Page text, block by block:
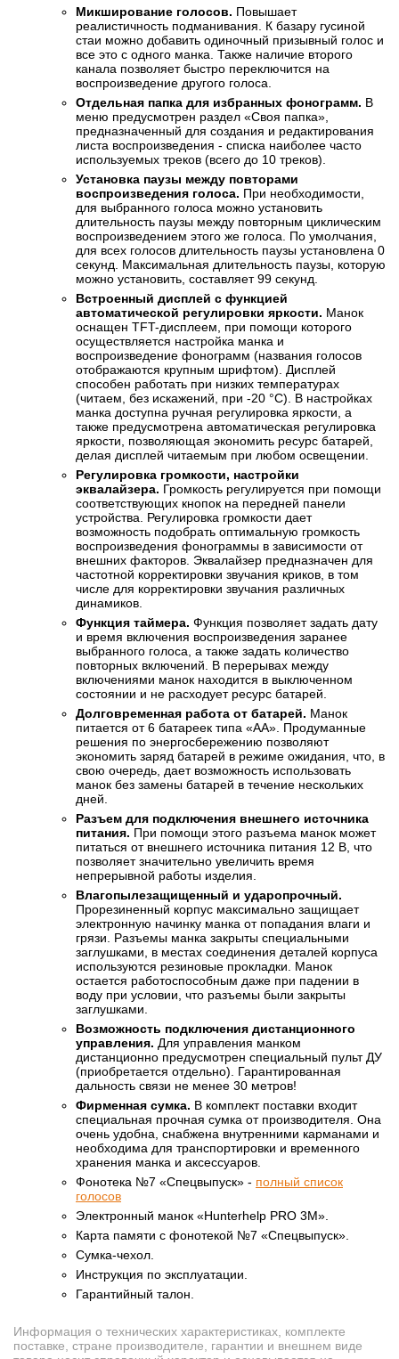
Микширование голосов. Повышает
реалистичность подманивания. К базару гусиной
стаи можно добавить одиночный призывный голос и
все это с одного манка. Также наличие второго
канала позволяет быстро переключится на
воспроизведение другого голоса.
Отдельная папка для избранных фонограмм. В
меню предусмотрен раздел «Своя папка»,
предназначенный для создания и редактирования
листа воспроизведения - списка наиболее часто
используемых треков (всего до 10 треков).
Установка паузы между повторами
воспроизведения голоса. При необходимости,
для выбранного голоса можно установить
длительность паузы между повторным циклическим
воспроизведением этого же голоса. По умолчания,
для всех голосов длительность паузы установлена 0
секунд. Максимальная длительность паузы, которую
можно установить, составляет 99 секунд.
Встроенный дисплей с функцией
автоматической регулировки яркости. Манок
оснащен TFT-дисплеем, при помощи которого
осуществляется настройка манка и
воспроизведение фонограмм (названия голосов
отображаются крупным шрифтом). Дисплей
способен работать при низких температурах
(читаем, без искажений, при -20 °С). В настройках
манка доступна ручная регулировка яркости, а
также предусмотрена автоматическая регулировка
яркости, позволяющая экономить ресурс батарей,
делая дисплей читаемым при любом освещении.
Регулировка громкости, настройки
эквалайзера. Громкость регулируется при помощи
соответствующих кнопок на передней панели
устройства. Регулировка громкости дает
возможность подобрать оптимальную громкость
воспроизведения фонограммы в зависимости от
внешних факторов. Эквалайзер предназначен для
частотной корректировки звучания криков, в том
числе для корректировки звучания различных
динамиков.
Функция таймера. Функция позволяет задать дату
и время включения воспроизведения заранее
выбранного голоса, а также задать количество
повторных включений. В перерывах между
включениями манок находится в выключенном
состоянии и не расходует ресурс батарей.
Долговременная работа от батарей. Манок
питается от 6 батареек типа «АА». Продуманные
решения по энергосбережению позволяют
экономить заряд батарей в режиме ожидания, что, в
свою очередь, дает возможность использовать
манок без замены батарей в течение нескольких
дней.
Разъем для подключения внешнего источника
питания. При помощи этого разъема манок может
питаться от внешнего источника питания 12 В, что
позволяет значительно увеличить время
непрерывной работы изделия.
Влагопылезащищенный и ударопрочный.
Прорезиненный корпус максимально защищает
электронную начинку манка от попадания влаги и
грязи. Разъемы манка закрыты специальными
заглушками, в местах соединения деталей корпуса
используются резиновые прокладки. Манок
остается работоспособным даже при падении в
воду при условии, что разъемы были закрыты
заглушками.
Возможность подключения дистанционного
управления. Для управления манком
дистанционно предусмотрен специальный пульт ДУ
(приобретается отдельно). Гарантированная
дальность связи не менее 30 метров!
Фирменная сумка. В комплект поставки входит
специальная прочная сумка от производителя. Она
очень удобна, снабжена внутренними карманами и
необходима для транспортировки и временного
хранения манка и аксессуаров.
Фонотека №7 «Спецвыпуск» - полный список
голосов
Электронный манок «Hunterhelp PRO 3M».
Карта памяти с фонотекой №7 «Спецвыпуск».
Сумка-чехол.
Инструкция по эксплуатации.
Гарантийный талон.
Информация о технических характеристиках, комплекте
поставке, стране производителе, гарантии и внешнем виде